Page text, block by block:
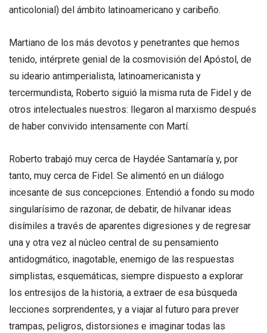
anticolonial) del ámbito latinoamericano y caribeño.
Martiano de los más devotos y penetrantes que hemos
tenido, intérprete genial de la cosmovisión del Apóstol, de
su ideario antimperialista, latinoamericanista y
tercermundista, Roberto siguió la misma ruta de Fidel y de
otros intelectuales nuestros: llegaron al marxismo después
de haber convivido intensamente con Martí.
Roberto trabajó muy cerca de Haydée Santamaría y, por
tanto, muy cerca de Fidel. Se alimentó en un diálogo
incesante de sus concepciones. Entendió a fondo su modo
singularísimo de razonar, de debatir, de hilvanar ideas
disímiles a través de aparentes digresiones y de regresar
una y otra vez al núcleo central de su pensamiento
antidogmático, inagotable, enemigo de las respuestas
simplistas, esquemáticas, siempre dispuesto a explorar
los entresijos de la historia, a extraer de esa búsqueda
lecciones sorprendentes, y a viajar al futuro para prever
trampas, peligros, distorsiones e imaginar todas las